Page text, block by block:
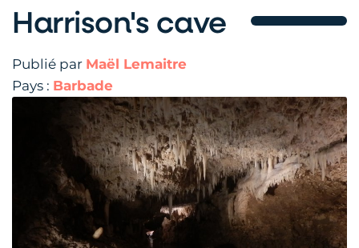
Harrison's cave
Publié par Maël Lemaitre
Pays : Barbade